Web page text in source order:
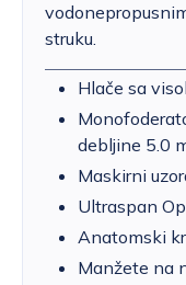
struku.
Hlače sa
debljine 5.0
Maskirni
Ultraspan
Anatomski
Manžete na